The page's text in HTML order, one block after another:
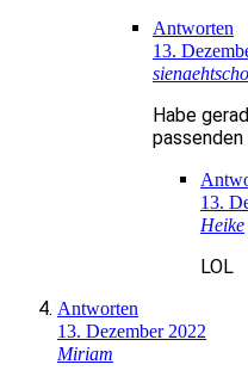
Antworten
13.
Habe
13.
Heike
LOL
Antworten
13. Dezember 2022
Miriam